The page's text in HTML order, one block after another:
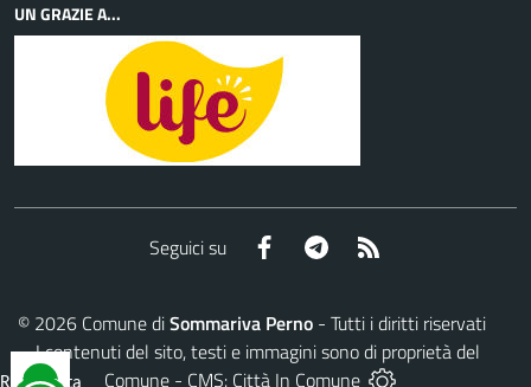
UN GRAZIE A...
Seguici su Facebook Telegram
© 2026Comune diSommariva Perno- Tutti i diritti riservati
- I contenuti del sito, testi e immagini sono di proprietà del
Comune - CMS: Città In Comune